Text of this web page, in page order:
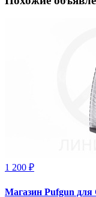
1 200 ₽
Магазин Pufgun для